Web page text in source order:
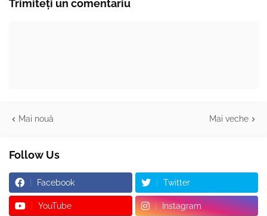
Trimiteți un comentariu
Mai nouă Mai veche
Follow Us
Facebook Twitter
YouTube Instagram